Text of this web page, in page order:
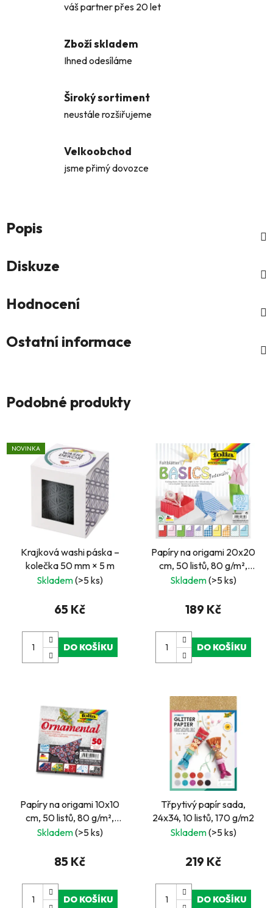
váš partner přes 20 let
Zboží skladem
Ihned odesíláme
Široký sortiment
neustále rozšiřujeme
Velkoobchod
jsme přimý dovozce
Popis
Diskuze
Hodnocení
Ostatní informace
Podobné produkty
NOVINKA
Krajková washi páska –
kolečka 50 mm × 5 m
Skladem(>5 ks)
65 Kč
DO KOŠÍKU
Papíry na origami 20x20
cm, 50 listů, 80 g/m²,
INTENSIV
Skladem(>5 ks)
189 Kč
DO KOŠÍKU
Papíry na origami 10x10
cm, 50 listů, 80 g/m²,
ORNAMENTAL
Skladem(>5 ks)
85 Kč
DO KOŠÍKU
Třpytivý papír sada,
24x34, 10 listů, 170 g/m2
Skladem(>5 ks)
219 Kč
DO KOŠÍKU